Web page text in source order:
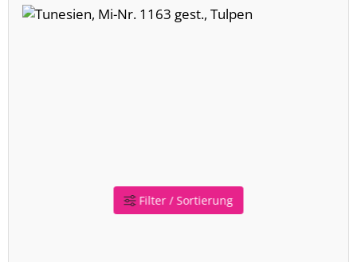
Filter / Sortierung